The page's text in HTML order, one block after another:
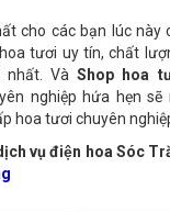
cho các bạn lúc này
tươi uy tín, chất
Và
Shop hoa
nghiệp hứa hẹn sẽ
hoa tươi chuyên
vụ điện hoa Sóc